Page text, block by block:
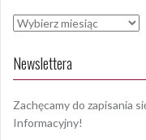
Archiwa
Newslettera
Zachęcamy do zapisania
Informacyjny!